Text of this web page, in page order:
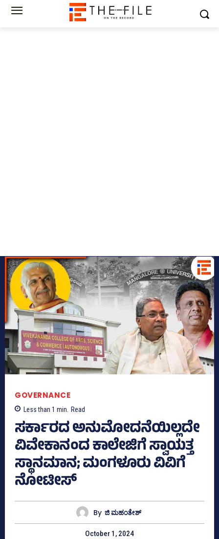
GOVERNANCE
Less than 1 min. Read
ಸರ್ಕಾರದ ಅನುಮೋದನೆಯಿಲ್ಲದೇ
ವಿವೇಕಾನಂದ ಕಾಲೇಜಿಗೆ ಸ್ವಾಯತ್ತ
ಸ್ಥಾನಮಾನ; ಮಂಗಳೂರು ವಿವಿಗೆ
ನೋಟೀಸ್‌
By ಜಿ ಮಹಂತೇಶ್
October 1, 2024